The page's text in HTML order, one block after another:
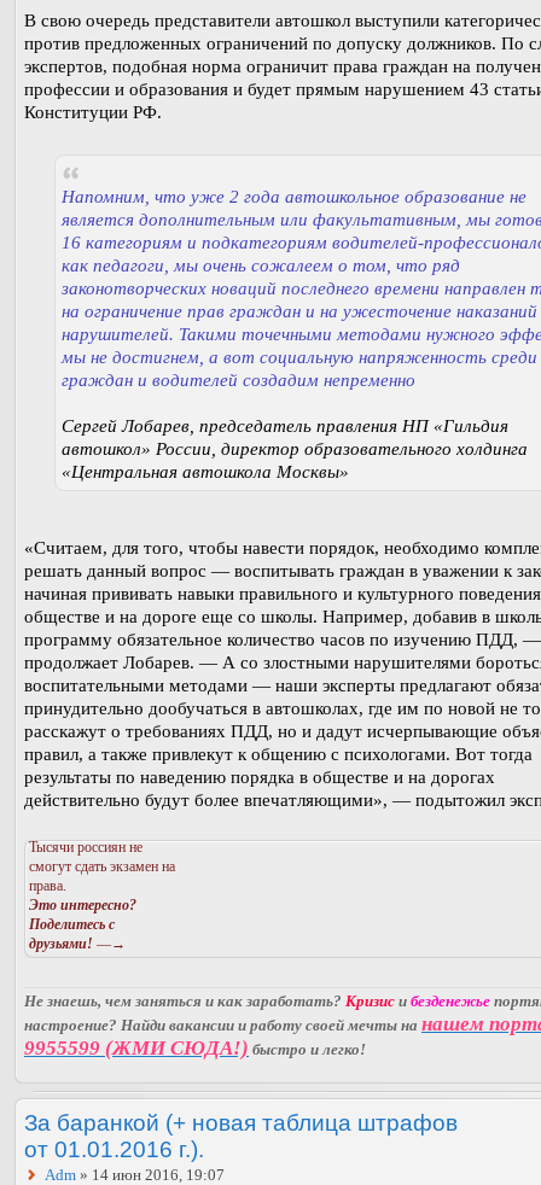
В свою очередь представители автошкол выступили
против предложенных ограничений по допуску должников. По
экспертов, подобная норма ограничит права граждан на
профессии и образования и будет прямым нарушением 43
Конституции РФ.
Напомним, что уже 2 года автошкольное образование не
является дополнительным или факультативным, мы
16 категориям и подкатегориям водителей-
как педагоги, мы очень сожалеем о том, что ряд
законотворческих новаций последнего времени направлен
на ограничение прав граждан и на ужесточение наказаний
нарушителей. Такими точечными методами нужного
мы не достигнем, а вот социальную напряженность среди
граждан и водителей создадим непременно
Сергей Лобарев, председатель правления НП «Гильдия
автошкол» России, директор образовательного холдинга
«Центральная автошкола Москвы»
«Считаем, для того, чтобы навести порядок, необходимо
решать данный вопрос — воспитывать граждан в уважении к
начиная прививать навыки правильного и культурного
обществе и на дороге еще со школы. Например, добавив в
программу обязательное количество часов по изучению ПДД, —
продолжает Лобарев. — А со злостными нарушителями
воспитательными методами — наши эксперты предлагают
принудительно дообучаться в автошколах, где им по новой не
расскажут о требованиях ПДД, но и дадут исчерпывающие
правил, а также привлекут к общению с психологами. Вот тогда
результаты по наведению порядка в обществе и на дорогах
действительно будут более впечатляющими», — подытожил
Тысячи россиян не
смогут сдать экзамен на
права.
Это интересно?
Поделитесь с
друзьями! —→
Не знаешь, чем заняться и как заработать? Кризис и безденежье
настроение? Найди вакансии и работу своей мечты на нашем
9955599 (ЖМИ СЮДА!) быстро и легко!
За баранкой (+ новая таблица штрафов
от 01.01.2016 г.).
Adm » 14 июн 2016, 19:07